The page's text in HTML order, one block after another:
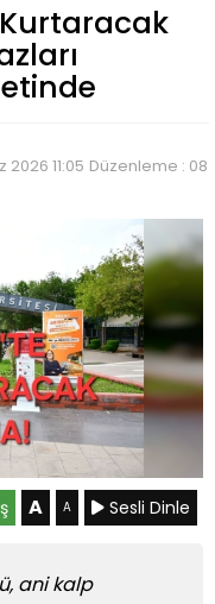
11:05 Düzenleme : 08
A A Sesli Dinle
ani kalp